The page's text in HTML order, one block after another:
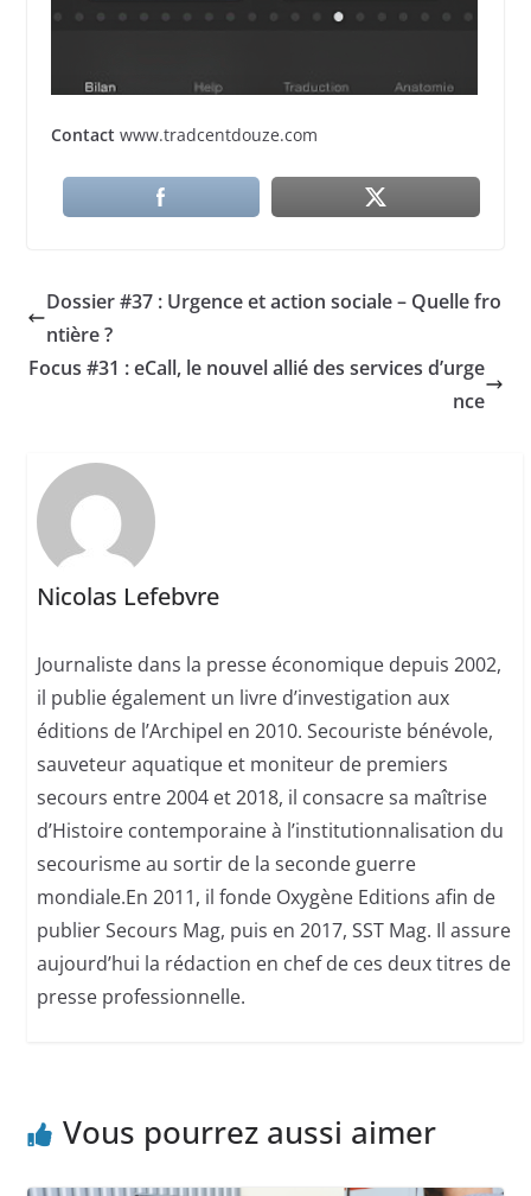
Contact www.tradcentdouze.com
Dossier #37 : Urgence et action sociale – Quelle fro
ntière ?
Focus #31 : eCall, le nouvel allié des services d’urge
nce
Nicolas Lefebvre
Journaliste dans la presse économique depuis 2002,
il publie également un livre d’investigation aux
éditions de l’Archipel en 2010. Secouriste bénévole,
sauveteur aquatique et moniteur de premiers
secours entre 2004 et 2018, il consacre sa maîtrise
d’Histoire contemporaine à l’institutionnalisation du
secourisme au sortir de la seconde guerre
mondiale.En 2011, il fonde Oxygène Editions afin de
publier Secours Mag, puis en 2017, SST Mag. Il assure
aujourd’hui la rédaction en chef de ces deux titres de
presse professionnelle.
Vous pourrez aussi aimer